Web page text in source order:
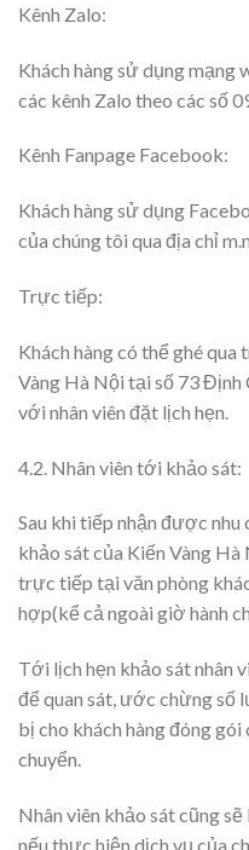
Kênh Zalo:
Khách hàng sử dụng mạng
các kênh Zalo theo các số
Kênh Fanpage Facebook:
Khách hàng sử dụng
của chúng tôi qua địa chỉ
Trực tiếp:
Khách hàng có thể ghé
Vàng Hà Nội tại số 73
với nhân viên đặt lịch hẹn.
4.2. Nhân viên tới khảo sát:
Sau khi tiếp nhận được nhu
khảo sát của Kiến Vàng
trực tiếp tại văn phòng
hợp(kể cả ngoài giờ hành
Tới lịch hẹn khảo sát nhân
để quan sát, ước chừng số
bị cho khách hàng đóng
chuyển.
Nhân viên khảo sát cũng
nếu thực hiện dịch vụ của